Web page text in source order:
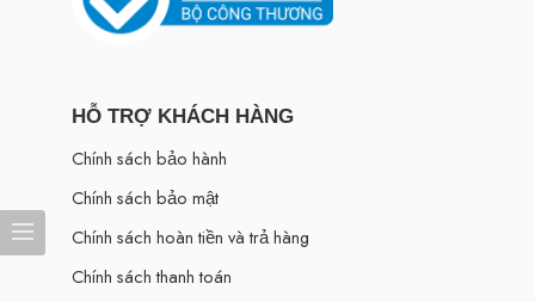
HỖ TRỢ KHÁCH HÀNG
Chính sách bảo hành
Chính sách bảo mật
Chính sách hoàn tiền và trả hàng
Chính sách thanh toán